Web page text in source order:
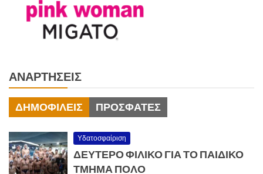
ΑΝΑΡΤΉΣΕΙΣ
ΔΗΜΟΦΙΛΕΊΣ ΠΡΌΣΦΑΤΕΣ
Υδατοσφαίριση
ΔΕΥΤΕΡΟ ΦΙΛΙΚΟ ΓΙΑ ΤΟ ΠΑΙΔΙΚΟ
ΤΜΗΜΑ ΠΟΛΟ